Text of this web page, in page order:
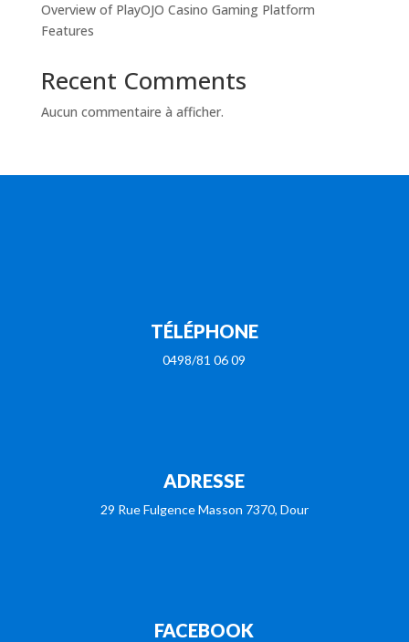
Overview of PlayOJO Casino Gaming Platform
Features
Recent Comments
Aucun commentaire à afficher.
TÉLÉPHONE
0498/81 06 09
ADRESSE
29 Rue Fulgence Masson 7370, Dour
FACEBOOK